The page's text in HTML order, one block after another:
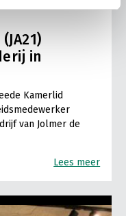
in
Kamerlid
van Jolmer de
Lees meer